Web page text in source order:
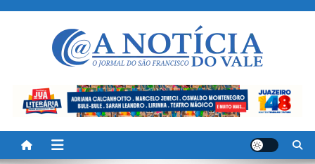
A Noticia Do Vale